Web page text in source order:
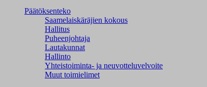
Päätöksenteko
Saamelaiskäräjien kokous
Hallitus
Puheenjohtaja
Lautakunnat
Hallinto
Yhteistoiminta- ja neuvotteluvelvoite
Muut toimielimet